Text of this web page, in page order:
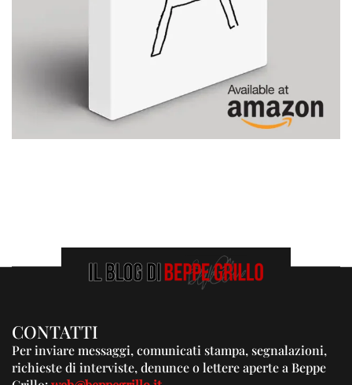
CONTATTI
Per inviare messaggi, comunicati stampa, segnalazioni,
richieste di interviste, denunce o lettere aperte a Beppe